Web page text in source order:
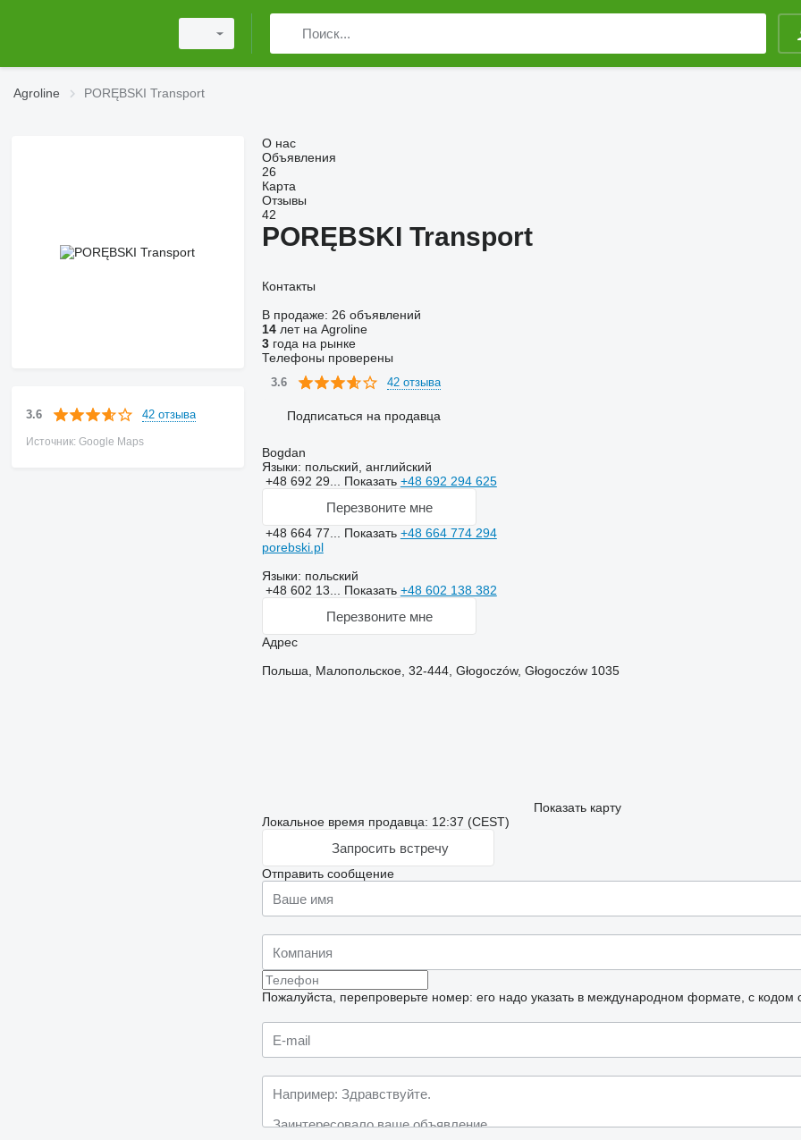
Agroline PORĘBSKI Transport
3.6 42 отзыва
Источник: Google Maps
О нас
Объявления
26
Карта
Отзывы
42
PORĘBSKI Transport
Контакты
В продаже: 26 объявлений
14лет на Agroline
3года на рынке
Телефоны проверены
3.6 42 отзыва
Подписаться на продавца
Bogdan
Языки: польский, английский
+48 692 29... Показать +48 692 294 625
Перезвоните мне
+48 664 77... Показать +48 664 774 294
porebski.pl
Языки: польский
+48 602 13... Показать +48 602 138 382
Перезвоните мне
Адрес
Польша, Малопольское, 32-444, Głogoczów, Głogoczów 1035
Показать карту
Локальное время продавца: 12:37 (CEST)
Запросить встречу
Отправить сообщение
Пожалуйста, перепроверьте номер: его надо указать в международном формате, с кодом